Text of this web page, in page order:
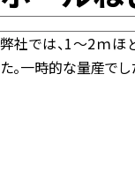
弊社では、1～2ｍほ
た。一時的な量産でし